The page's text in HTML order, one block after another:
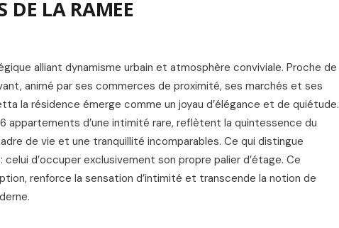
LA RAMEE
alliant dynamisme urbain et atmosphère conviviale. Proche de
animé par ses commerces de proximité, ses marchés et ses
la résidence émerge comme un joyau d’élégance et de quiétude.
appartements d’une intimité rare, reflètent la quintessence du
de vie et une tranquillité incomparables. Ce qui distingue
d’occuper exclusivement son propre palier d’étage. Ce
renforce la sensation d’intimité et transcende la notion de